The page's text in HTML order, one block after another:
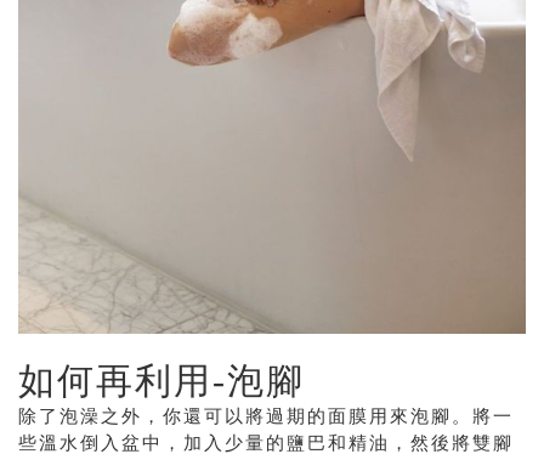
如何再利用 -泡腳
除了泡澡之外，你還可以將過期的面膜用來泡腳。將一
些溫水倒入盆中，加入少量的鹽巴和精油，然後將雙腳